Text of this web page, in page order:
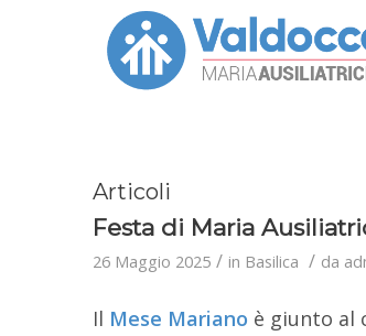
Articoli
Festa di Maria
26 Maggio 2025 / in Basilica / da
Il Mese Mariano è giunto al